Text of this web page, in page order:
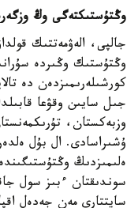
وڭتۇستىكتەگى وڭ
جالپى، الەۋمەتتىك
وڭتۇستىك وڭىردە
كورشىلەرىمىزدەن دە
جىل سايىن وقۋعا
وزبەكستان،
ۇشىراسادى. ال بۇل
ەلىمىزدىڭ
سوندىقتان ءبىز سول
سايتتارى مەن جەدەل